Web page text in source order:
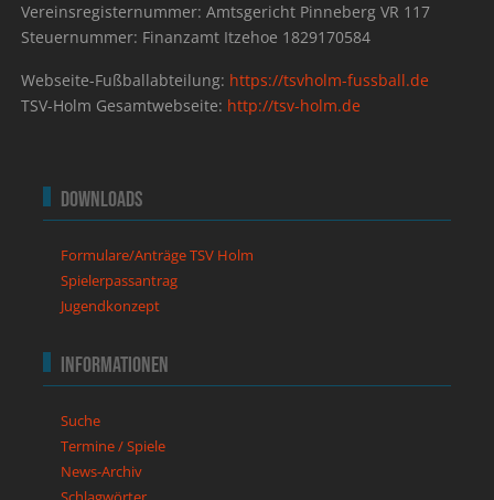
Vereinsregisternummer: Amtsgericht Pinneberg VR 117
Steuernummer: Finanzamt Itzehoe 1829170584
Webseite-Fußballabteilung: https://tsvholm-fussball.de
TSV-Holm Gesamtwebseite: http://tsv-holm.de
Downloads
Formulare/Anträge TSV Holm
Spielerpassantrag
Jugendkonzept
Informationen
Suche
Termine / Spiele
News-Archiv